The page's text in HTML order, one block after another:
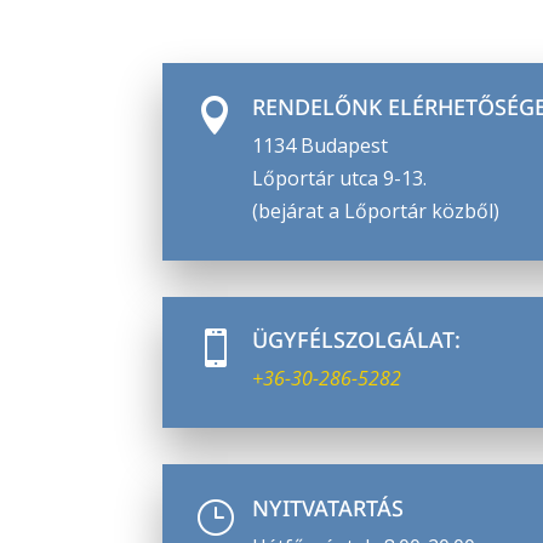
 RENDELŐNK
1134 Budapest
Lőportár utca 9-13.
(bejárat a Lőportár közből)
 ÜGYFÉLSZOLGÁLAT:
+36-30-286-5282
} NYITVATARTÁS